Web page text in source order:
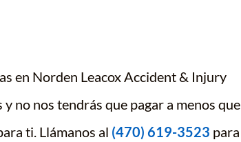
en Norden Leacox Accident & Injury
no nos tendrás que pagar a menos que
ti. Llámanos al (470) 619-3523 para